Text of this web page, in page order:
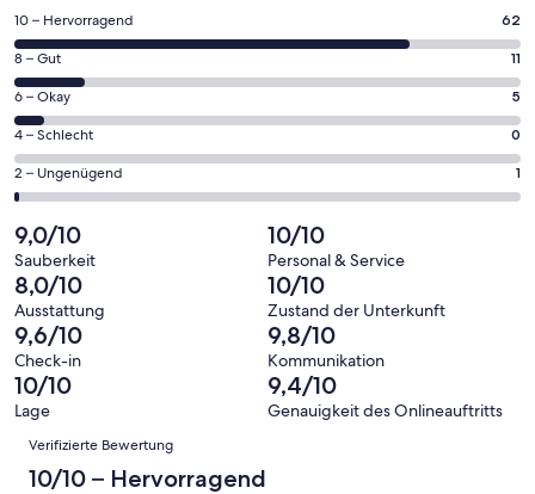
einem
Fenster
geöffnet
62
von
insgesamt
79
Gästebewertungen
haben
eine
Bewertung
von
10
-
Hervorragend
10 – Hervorragend 62
11
von
insgesamt
79
Gästebewertungen
haben
eine
Bewertung
von
8
-
Gut
8 – Gut 11
5
von
insgesamt
79
Gästebewertungen
haben
eine
Bewertung
von
6
-
Okay
6 – Okay 5
0
von
insgesamt
Gästebewertungen
haben
eine
Bewertung
von
4
-
Schlecht
4 – Schlecht 0
1
von
insgesamt
79
Gästebewertungen
haben
eine
Bewertung
von
2
-
Ungenügend
2 – Ungenügend 1
9,0/10
Sauberkeit
10/10
Personal & Service
8,0/10
Ausstattung
10/10
Zustand der Unterkunft
9,6/10
Check-in
9,8/10
Kommunikation
10/10
Lage
9,4/10
Genauigkeit des Onlineauftritts
Bewertungen
Verifizierte Bewertung
10/10 – Hervorragend